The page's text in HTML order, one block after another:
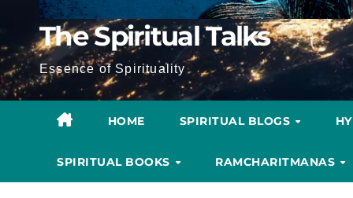
The Spiritual Talks
Essence of Spirituality
HOME SPIRITUAL BLOGS
SPIRITUAL BOOKS RAMCHARITMANAS